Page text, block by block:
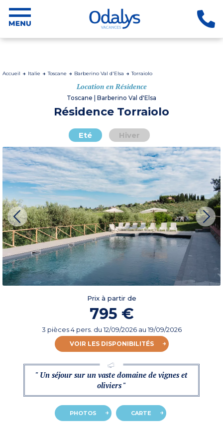
Accueil Italie Toscane Barberino Val d'Elsa Torraiolo
Location en Résidence
Toscane | Barberino Val d'Elsa
Résidence Torraiolo
Eté Hiver
Prix à partir de
795 €
3 pièces 4 pers. du12/09/2026au 19/09/2026
VOIR LES DISPONIBILITÉS
" Un séjour sur un vaste domaine de vignes et
oliviers "
PHOTOS CARTE